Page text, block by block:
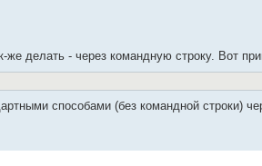
же делать - через командную строку. Вот
способами (без командной строки)